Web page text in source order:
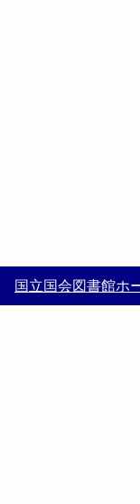
国立国会図書館ホ